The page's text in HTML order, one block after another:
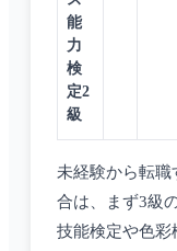
能
力
検
定2
級
未経験から転職
合は、まず3級
技能検定や色彩